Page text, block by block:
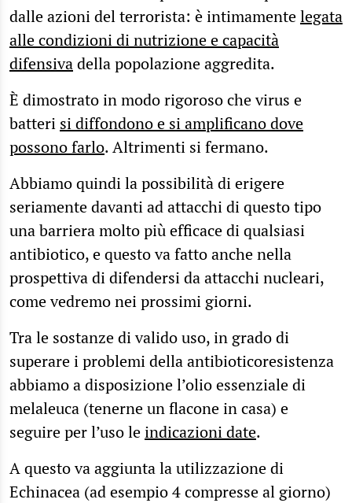
dalle azioni del terrorista: è intimamentelegata
alle condizioni di nutrizione e capacità
difensivadella popolazione aggredita.
È dimostrato in modo rigoroso che virus e
batteri si diffondono e si amplificano dove
possono farlo. Altrimenti si fermano.
Abbiamo quindi la possibilità di erigere
seriamente davanti ad attacchi di questo tipo
una barriera molto più efficace di qualsiasi
antibiotico, e questo va fatto anche nella
prospettiva di difendersi da attacchi nucleari,
come vedremo nei prossimi giorni.
Tra le sostanze di valido uso, in grado di
superare i problemi della antibioticoresistenza
abbiamo a disposizione l’olio essenziale di
melaleuca (tenerne un flacone in casa) e
seguire per l’uso leindicazioni date.
A questo va aggiunta la utilizzazione di
Echinacea (ad esempio 4 compresse al giorno)